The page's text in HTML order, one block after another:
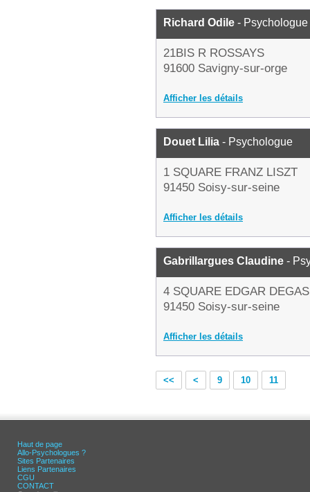
Richard Odile - Psychologue
21BIS R ROSSAYS
91600 Savigny-sur-orge
Afficher les détails
Douet Lilia - Psychologue
1 SQUARE FRANZ LISZT
91450 Soisy-sur-seine
Afficher les détails
Gabrillargues Claudine -
4 SQUARE EDGAR DEGAS
91450 Soisy-sur-seine
Afficher les détails
<< < 9 10 11
Haut de page
Allo-Psychologues ?
Sites Partenaires
Liens Partenaires
CGU
CONTACT